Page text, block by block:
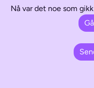
Nå var det noe som